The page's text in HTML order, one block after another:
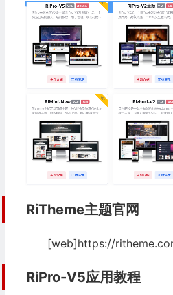
RiTheme主题官网
[web]https://
RiPro-V5应用教程